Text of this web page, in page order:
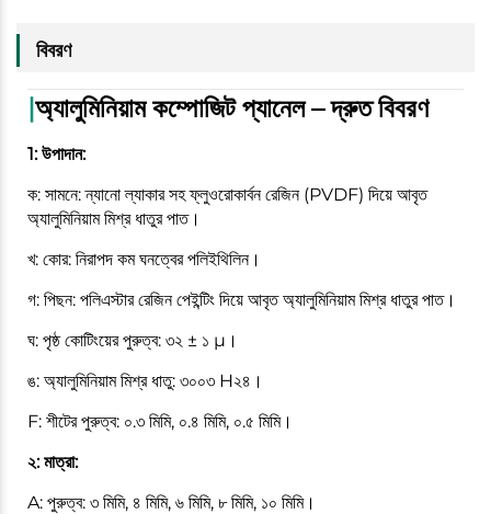
বিবরণ
|অ্যালুমিনিয়াম কম্পোজিট প্যানেল – দ্রুত বিবরণ
1: উপাদান:
ক: সামনে: ন্যানো ল্যাকার সহ ফ্লুওরোকার্বন রেজিন (PVDF) দিয়ে আবৃত
অ্যালুমিনিয়াম মিশ্র ধাতুর পাত।
খ: কোর: নিরাপদ কম ঘনত্বের পলিইথিলিন।
গ: পিছন: পলিএস্টার রেজিন পেইন্টিং দিয়ে আবৃত অ্যালুমিনিয়াম মিশ্র ধাতুর পাত।
ঘ: পৃষ্ঠ কোটিংয়ের পুরুত্ব: ৩২ ± ১ μ।
ঙ: অ্যালুমিনিয়াম মিশ্র ধাতু: ৩০০৩ H২৪।
F: শীটের পুরুত্ব: ০.৩ মিমি, ০.৪ মিমি, ০.৫ মিমি।
২: মাত্রা:
A: পুরুত্ব: ৩ মিমি, ৪ মিমি, ৬ মিমি, ৮ মিমি, ১০ মিমি।